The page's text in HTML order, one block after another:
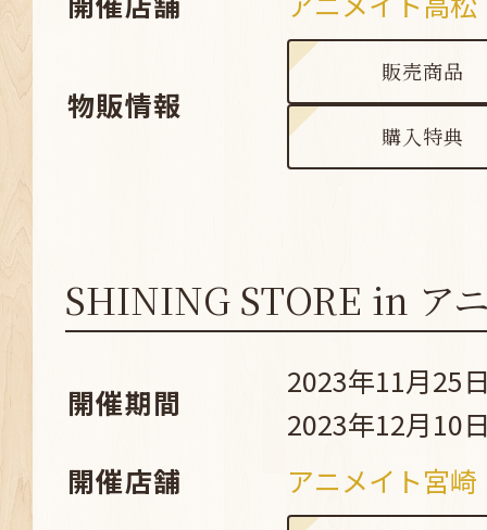
物販情報
販売商品
購入特典
SHINING STORE in ア
開催期間
2023年11月25
2023年12月10
開催店舗
アニメイト宮崎